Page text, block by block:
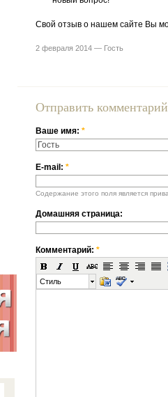
Свой отзыв о нашем сайте Вы
2 февраля 2014 — Гость
Отправить комментарий
Ваше имя: *
E-mail: *
Содержание этого поля является
Домашняя страница:
Комментарий: *
Стиль